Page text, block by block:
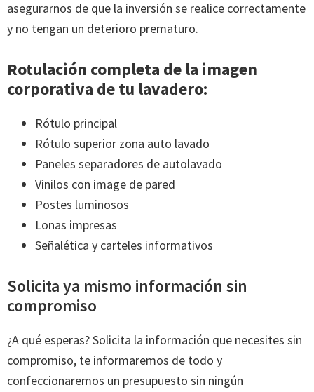
asegurarnos de que la inversión se realice correctamente
y no tengan un deterioro prematuro.
Rotulación completa de la imagen
corporativa de tu lavadero:
Rótulo principal
Rótulo superior zona auto lavado
Paneles separadores de autolavado
Vinilos con image de pared
Postes luminosos
Lonas impresas
Señalética y carteles informativos
Solicita ya mismo información sin
compromiso
¿A qué esperas? Solicita la información que necesites sin
compromiso, te informaremos de todo y
confeccionaremos un presupuesto sin ningún